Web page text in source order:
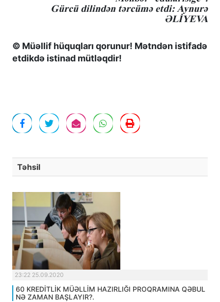
Gürcü dilindən tərcümə etdi: Aynurə
ƏLİYEVA
© Müəllif hüquqları qorunur! Mətndən istifadə
etdikdə istinad mütləqdir!
Təhsil
23:22 25.09.2020
60 KREDİTLİK MÜƏLLİM HAZIRLIĞI PROQRAMINA QƏBUL
NƏ ZAMAN BAŞLAYIR?.